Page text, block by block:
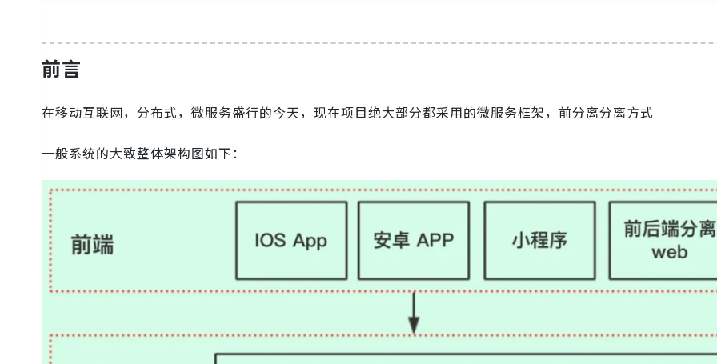
前言
在移动互联网，分布式，微服务盛行的今天，现在项目绝大部分都采用的微服务框架，前分离分离方式
一般系统的大致整体架构图如下：